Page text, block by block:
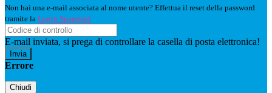
Non hai una e-mail associata al nome utente? Effettua il reset della password
tramite la Login Spaggiari
E-mail inviata, si prega di controllare la casella di posta elettronica!
Errore
Chiudi